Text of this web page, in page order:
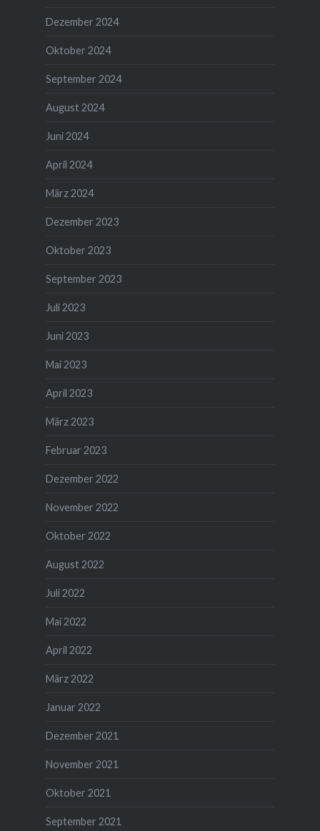
Dezember 2024
Oktober 2024
September 2024
August 2024
Juni 2024
April 2024
März 2024
Dezember 2023
Oktober 2023
September 2023
Juli 2023
Juni 2023
Mai 2023
April 2023
März 2023
Februar 2023
Dezember 2022
November 2022
Oktober 2022
August 2022
Juli 2022
Mai 2022
April 2022
März 2022
Januar 2022
Dezember 2021
November 2021
Oktober 2021
September 2021